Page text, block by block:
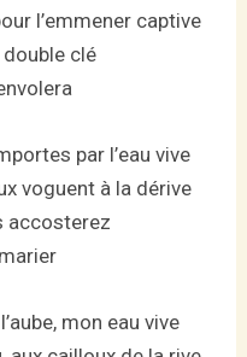
l’emmener captive
clé
par l’eau vive
voguent à la dérive
accosterez
mon eau vive